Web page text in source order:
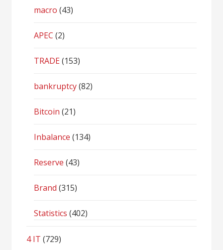
macro (43)
APEC (2)
TRADE(153)
bankruptcy(82)
Bitcoin (21)
Inbalance (134)
Reserve (43)
Brand (315)
Statistics (402)
4 IT (729)